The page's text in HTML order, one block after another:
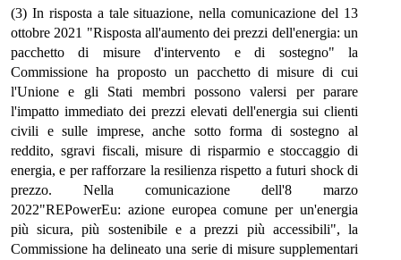
(3) In risposta a tale situazione, nella comunicazione del 13
ottobre 2021 "Risposta all'aumento dei prezzi dell'energia: un
pacchetto di misure d'intervento e di sostegno" la
Commissione ha proposto un pacchetto di misure di cui
l'Unione e gli Stati membri possono valersi per parare
l'impatto immediato dei prezzi elevati dell'energia sui clienti
civili e sulle imprese, anche sotto forma di sostegno al
reddito, sgravi fiscali, misure di risparmio e stoccaggio di
energia, e per rafforzare la resilienza rispetto a futuri shock di
prezzo. Nella comunicazione dell'8 marzo
2022"REPowerEu: azione europea comune per un'energia
più sicura, più sostenibile e a prezzi più accessibili", la
Commissione ha delineato una serie di misure supplementari